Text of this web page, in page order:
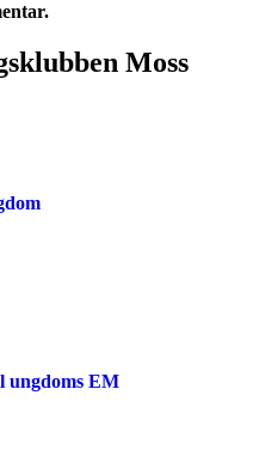
Moss
ungdoms EM